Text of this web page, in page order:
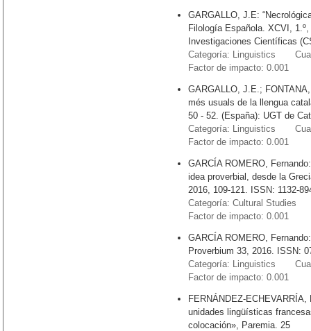
GARGALLO, J.E:
Filología Española. XCVI,
Investigaciones Científicas
Categoría: Linguistics
Factor de impacto: 0.001
GARGALLO, J.E.;
més usuals de la llengua
50 - 52. (España): UGT de
Categoría: Linguistics
Factor de impacto: 0.001
GARCÍA ROMERO,
idea proverbial, desde la
2016, 109-121. ISSN: 1132-
Categoría: Cultural Studies
Factor de impacto: 0.001
GARCÍA ROMERO,
Proverbium 33, 2016. ISSN:
Categoría: Linguistics
Factor de impacto: 0.001
FERNÁNDEZ-
unidades lingüísticas
colocación», Paremia. 25